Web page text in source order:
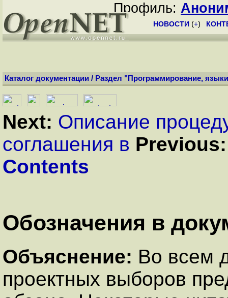
Профиль:
НОВОСТИ (+)
Каталог документации / Раздел "Программирование,
Next: Описание
соглашения в Previous:
Contents
Обозначения в
Объяснение: Во всем
проектных выборов